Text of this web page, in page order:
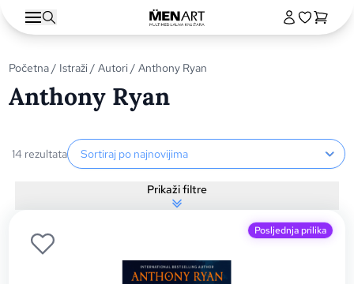
Početna/ Istraži/Autori/ Anthony Ryan
Anthony Ryan
14 rezultataSortiranje proizvoda
Prikaži filtre
Posljednja prilika